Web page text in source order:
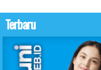
Terbaru